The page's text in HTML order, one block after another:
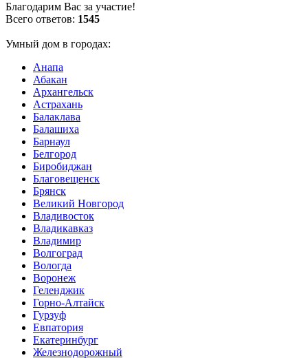
Благодарим Вас за участие!
Всего ответов: 1545
Умный дом в городах:
Анапа
Абакан
Архангельск
Астрахань
Балаклава
Балашиха
Барнаул
Белгород
Биробиджан
Благовещенск
Брянск
Великий Новгород
Владивосток
Владикавказ
Владимир
Волгоград
Вологда
Воронеж
Геленджик
Горно-Алтайск
Гурзуф
Евпатория
Екатеринбург
Железнодорожный